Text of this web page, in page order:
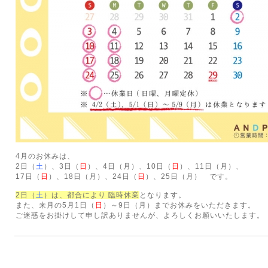
4月のお休みは、
2日（ 土 ）、3日（ 日 ）、4日（月）、10日（ 日 ）、11日（月 ）、
17日（ 日 ）、18日（月 ）、24日（ 日 ）、25日（月） です。
2日（ 土 ）は、都合により 臨時休業 となります。
また、来月の5月1日（ 日 ）～9日（月）までお休みをいただきます。
ご迷惑をお掛けして申し訳ありませんが、よろしくお願いいたします。